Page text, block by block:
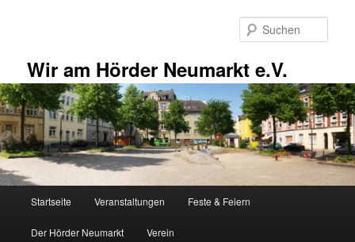
Wir am Hörder Neumarkt e.V.
Startseite Veranstaltungen Feste & Feiern
Der Hörder Neumarkt Verein